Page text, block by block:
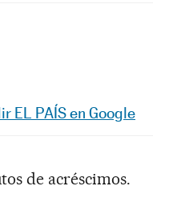
Twitter
Redes Sociales
EL PAÍS en Google
de acréscimos.